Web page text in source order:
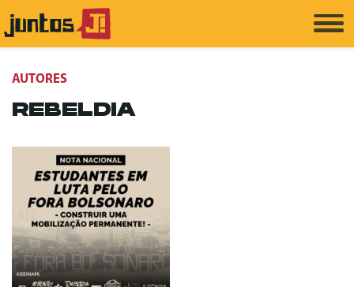
AUTORES
REBELDIA